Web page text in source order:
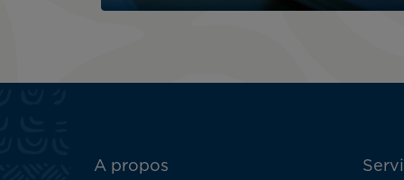
ATN:
A propos